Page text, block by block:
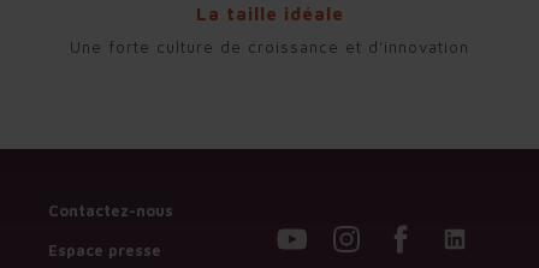
La taille idéale
Une forte culture de croissance et d’innovation
Contactez-nous
Espace presse